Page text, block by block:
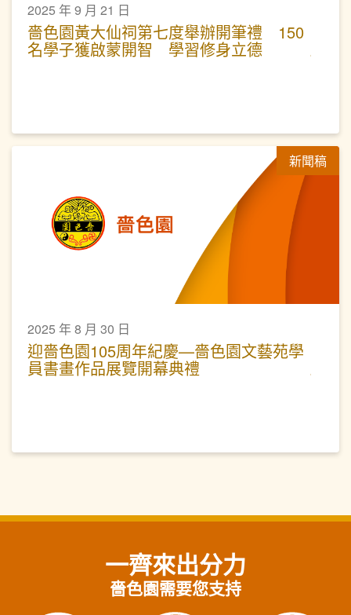
2025 年 9 月 21 日
嗇色園黃大仙祠第七度舉辦開筆禮 150
名學子獲啟蒙開智 學習修身立德
新聞稿
2025 年 8 月 30 日
迎嗇色園105周年紀慶—嗇色園文藝苑學
員書畫作品展覽開幕典禮
一齊來出分力
嗇色園需要您支持